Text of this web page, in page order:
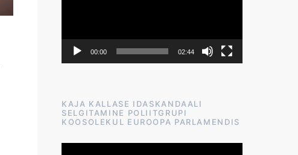
00:00 02:44
KAJA KALLASE IDASKANDAALI
SELGITAMINE POLIITGRUPI
KOOSOLEKUL EUROOPA PARLAMENDIS